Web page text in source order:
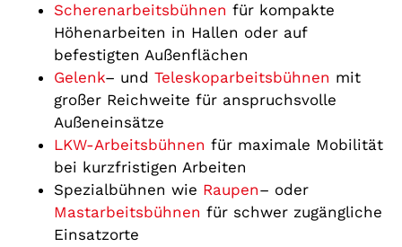
Scherenarbeitsbühnen für kompakte
Höhenarbeiten in Hallen oder auf
befestigten Außenflächen
Gelenk– und Teleskoparbeitsbühnen mit
großer Reichweite für anspruchsvolle
Außeneinsätze
LKW-Arbeitsbühnen für maximale Mobilität
bei kurzfristigen Arbeiten
Spezialbühnen wie Raupen– oder
Mastarbeitsbühnen für schwer zugängliche
Einsatzorte